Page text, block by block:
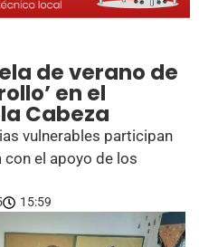
de verano de
en el
Cabeza
vulnerables participan
el apoyo de los
15:59